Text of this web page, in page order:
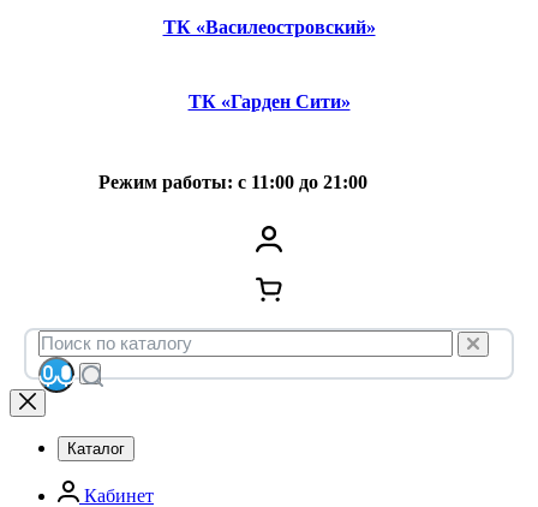
ТК «Василеостровский»
ТК «Гарден Сити»
Режим работы: с 11:00 до 21:00
Каталог
Кабинет